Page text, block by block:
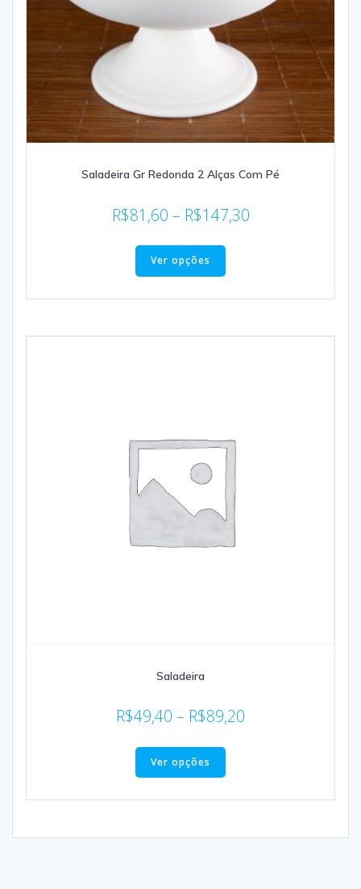
Saladeira Gr Redonda 2 Alças Com Pé
R$81,60 – R$147,30
Ver opções
Saladeira
R$49,40 – R$89,20
Ver opções